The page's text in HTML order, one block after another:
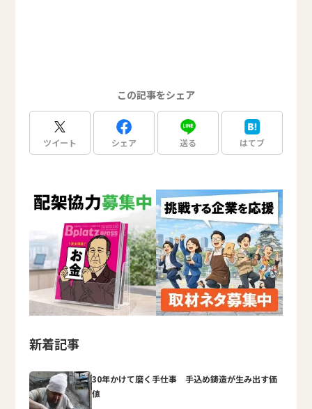
この記事をシェア
ツイート シェア 送る はてブ
新着記事
30年かけて磨く手仕事 手込め鋳造が生み出す価
値